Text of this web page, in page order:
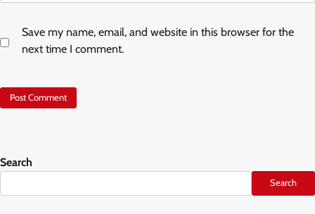
Save my name, email, and website in this browser for the
next time I comment.
Search
Search